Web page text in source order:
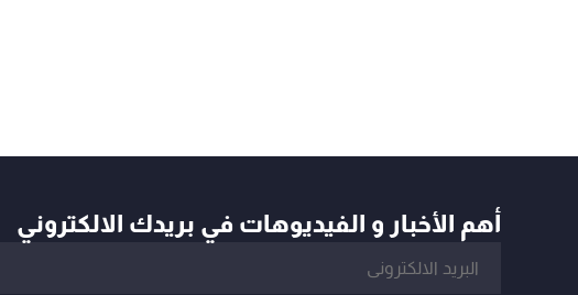
أهم الأخبار و الفيديوهات في بريدك الالكتروني